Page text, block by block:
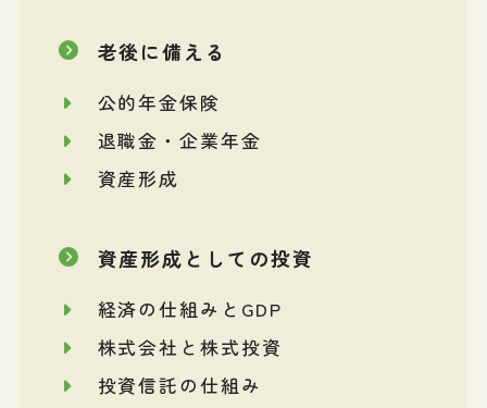
老後に備える
公的年金保険
退職金・企業年金
資産形成
資産形成としての投資
経済の仕組みとGDP
株式会社と株式投資
投資信託の仕組み